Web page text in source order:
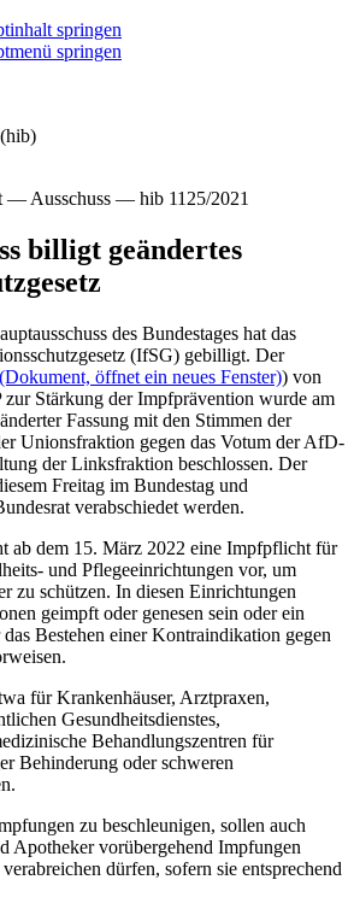
springen
springen
— Ausschuss — hib 1125/2021
billigt geändertes
des Bundestages hat das
(IfSG) gebilligt. Der
(Dokument, öffnet ein neues Fenster)) von
Stärkung der Impfprävention wurde am
Fassung mit den Stimmen der
Unionsfraktion gegen das Votum der AfD-
der Linksfraktion beschlossen. Der
Freitag im Bundestag und
verabschiedet werden.
ab dem 15. März 2022 eine Impfpflicht für
und Pflegeeinrichtungen vor, um
zu schützen. In diesen Einrichtungen
geimpft oder genesen sein oder ein
Bestehen einer Kontraindikation gegen
für Krankenhäuser, Arztpraxen,
Gesundheitsdienstes,
Behandlungszentren für
Behinderung oder schweren
zu beschleunigen, sollen auch
Apotheker vorübergehend Impfungen
dürfen, sofern sie entsprechend